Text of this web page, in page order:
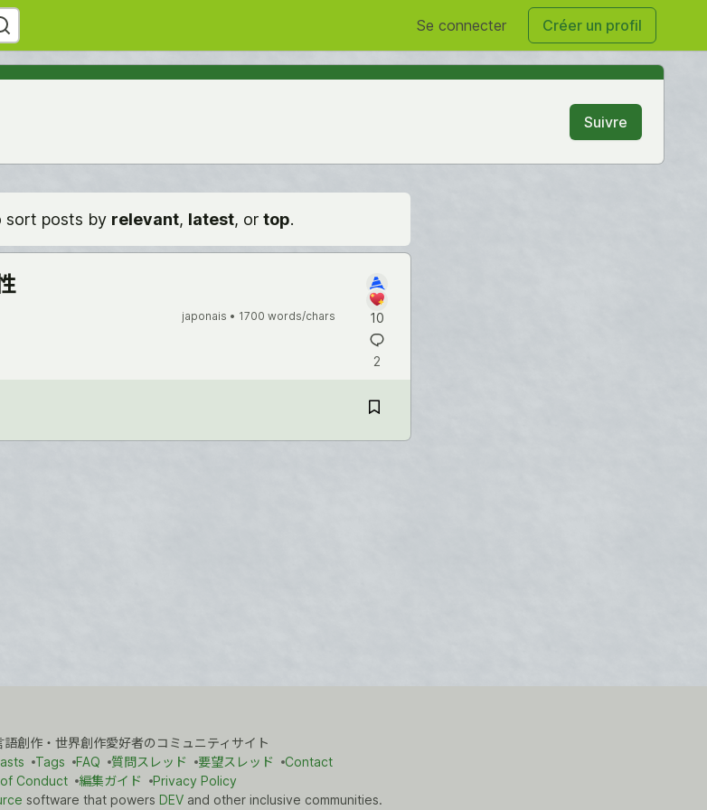
Se connecter Créer un profil
Suivre
sort posts by relevant, latest, or top.
japonais • 1700 words/chars 10
2
創作・世界創作愛好者のコミュニティサイト
Tags FAQ 質問スレッド 要望スレッド
Contact
Conduct
編集ガイド
Privacy Policy
software that powers DEVand other inclusive communities.